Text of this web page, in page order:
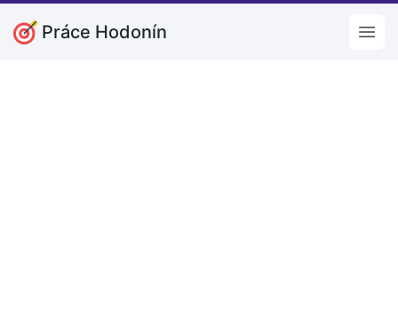
Práce Hodonín